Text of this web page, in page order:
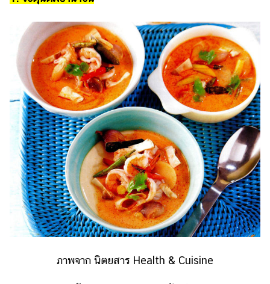
วา
ไร
ตี้
แต่งงาน
แม่
และ
เด็ก
สัตว์
เลี้ยง
Infographic
บริการ
ภาพจาก นิตยสาร Health & Cuisine